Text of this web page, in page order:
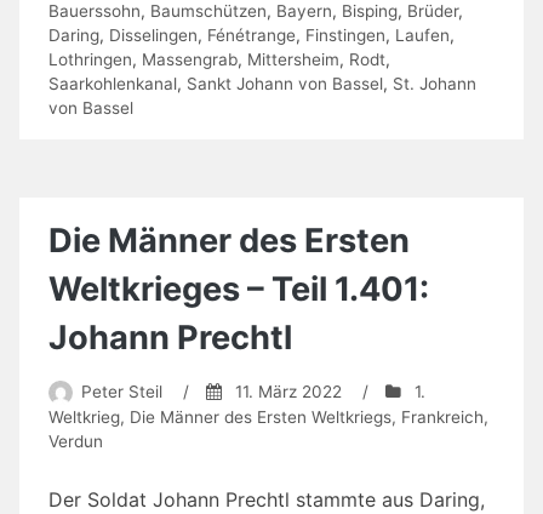
Bauerssohn, Baumschützen, Bayern, Bisping, Brüder,
Daring, Disselingen, Fénétrange, Finstingen, Laufen,
Lothringen, Massengrab, Mittersheim, Rodt,
Saarkohlenkanal, Sankt Johann von Bassel, St. Johann
von Bassel
Die Männer des Ersten
Weltkrieges – Teil 1.401:
Johann Prechtl
Peter Steil / 11. März 2022 /
1.
Weltkrieg, Die Männer des Ersten Weltkriegs, Frankreich,
Verdun
Der Soldat Johann Prechtl stammte aus Daring,